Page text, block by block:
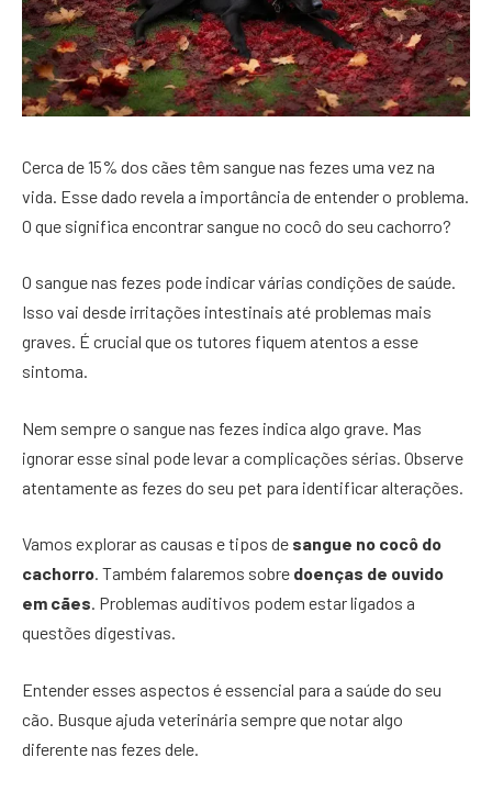
Cerca de 15% dos cães têm sangue nas fezes uma vez na
vida. Esse dado revela a importância de entender o problema.
O que significa encontrar sangue no cocô do seu cachorro?
O sangue nas fezes pode indicar várias condições de saúde.
Isso vai desde irritações intestinais até problemas mais
graves. É crucial que os tutores fiquem atentos a esse
sintoma.
Nem sempre o sangue nas fezes indica algo grave. Mas
ignorar esse sinal pode levar a complicações sérias. Observe
atentamente as fezes do seu pet para identificar alterações.
Vamos explorar as causas e tipos de sangue no cocô do
cachorro. Também falaremos sobre doenças de ouvido
em cães. Problemas auditivos podem estar ligados a
questões digestivas.
Entender esses aspectos é essencial para a saúde do seu
cão. Busque ajuda veterinária sempre que notar algo
diferente nas fezes dele.